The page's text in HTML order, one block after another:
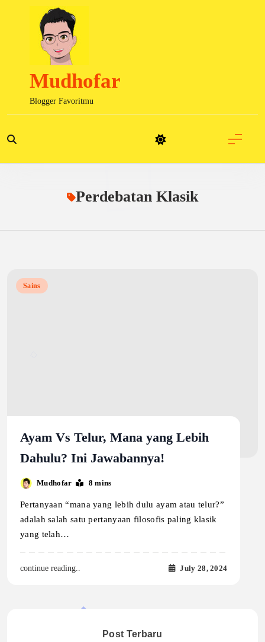
Mudhofar
Blogger Favoritmu
Perdebatan Klasik
Sains
Ayam Vs Telur, Mana yang Lebih
Dahulu? Ini Jawabannya!
Mudhofar 8 mins
Pertanyaan “mana yang lebih dulu ayam atau telur?”
adalah salah satu pertanyaan filosofis paling klasik
yang telah…
continue reading.. July 28, 2024
Post Terbaru